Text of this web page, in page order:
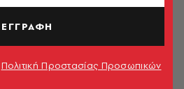
ΕΓΓΡΑΦΗ
Πολιτική Προστασίας Προσωπικών